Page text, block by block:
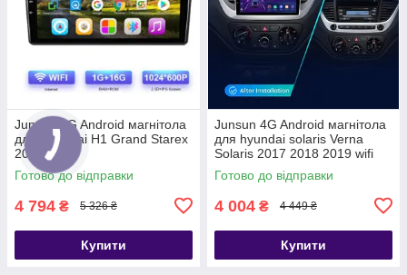
Junsun 4G Android магнітола
для Hyundai H1 Grand Starex
2007-2019
Готово до відправки
4 794 ₴ 5 326 ₴
Купити
Junsun 4G Android магнітола
для hyundai solaris Verna
Solaris 2017 2018 2019 wifi
Готово до відправки
4 004 ₴ 4 449 ₴
Купити